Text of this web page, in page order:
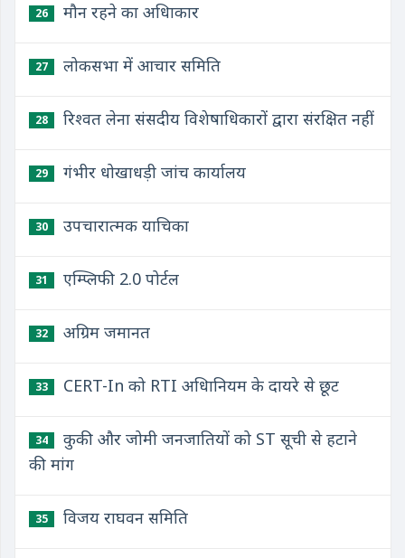
26 मौन रहने का अधिाकार
27 लोकसभा में आचार समिति
28 रिश्वत लेना संसदीय विशेषाधिकारों द्वारा संरक्षित नहीं
29 गंभीर धोखाधड़ी जांच कार्यालय
30 उपचारात्मक याचिका
31 एम्प्लिफी 2.0 पोर्टल
32 अग्रिम जमानत
33 CERT-In को RTI अधिानियम के दायरे से छूट
34
कुकी और जोमी जनजातियों को ST सूची से हटाने
की मांग
35 विजय राघवन समिति